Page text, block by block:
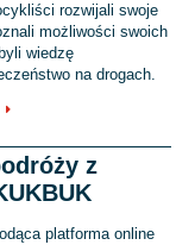
rozwijali swoje
możliwości swoich
wiedzę
na drogach.
z
platforma online